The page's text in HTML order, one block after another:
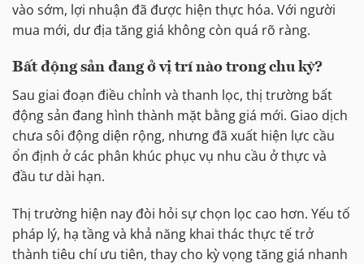
vào sớm, lợi nhuận đã được hiện thực hóa. Với người
mua mới, dư địa tăng giá không còn quá rõ ràng.
Bất động sản đang ở vị trí nào trong chu kỳ?
Sau giai đoạn điều chỉnh và thanh lọc, thị trường bất
động sản đang hình thành mặt bằng giá mới. Giao dịch
chưa sôi động diện rộng, nhưng đã xuất hiện lực cầu
ổn định ở các phân khúc phục vụ nhu cầu ở thực và
đầu tư dài hạn.
Thị trường hiện nay đòi hỏi sự chọn lọc cao hơn. Yếu tố
pháp lý, hạ tầng và khả năng khai thác thực tế trở
thành tiêu chí ưu tiên, thay cho kỳ vọng tăng giá nhanh